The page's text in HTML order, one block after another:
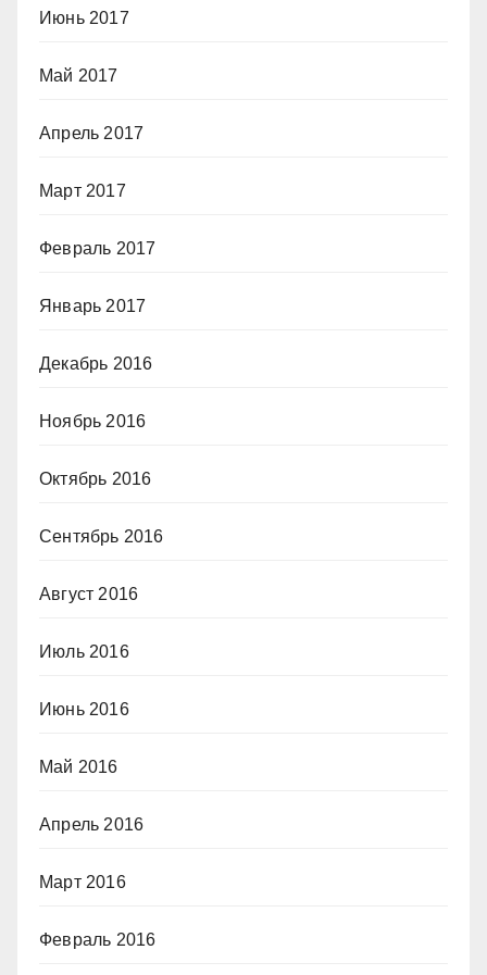
Июнь 2017
Май 2017
Апрель 2017
Март 2017
Февраль 2017
Январь 2017
Декабрь 2016
Ноябрь 2016
Октябрь 2016
Сентябрь 2016
Август 2016
Июль 2016
Июнь 2016
Май 2016
Апрель 2016
Март 2016
Февраль 2016